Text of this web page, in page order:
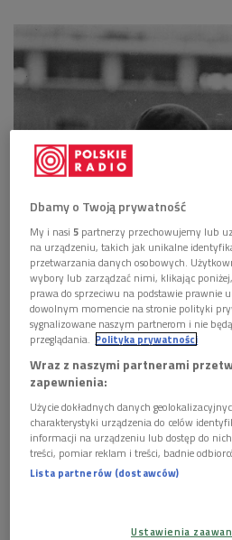
Halina Konopacka Foto: NAC
To był początek wszystkiego. Tak
moja miłość do sportu, która
Pierwsze buty futbolowe – cóż to
uderzenie piłki, gdy wybiegaliśmy
udało się obejść przeciwnika i
strzału! A sam strzał
Kazimierz Wierzyński.
Sam siebie nie nazywał
stryjskiej, ale miłośnikiem sportu.
Razem ze wspaniałym zespołem
Dbamy o Twoją prywatność
My i nasi5 partnerzy przechowujemy lub
na urządzeniu, takich jak unikalne
przetwarzania danych osobowych.
wybory lub zarządzać nimi, klikając
prawa do sprzeciwu na podstawie prawnie
dowolnym momencie na stronie polityki
sygnalizowane naszym partnerom i nie
przeglądania. Polityka prywatności
Wraz z naszymi partnerami
zapewnienia:
Użycie dokładnych danych
charakterystyki urządzenia do celów
informacji na urządzeniu lub dostęp do
treści, pomiar reklam i treści, badnie
Lista partnerów (dostawców)
Ustawienia